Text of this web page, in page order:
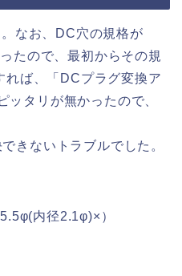
なお、DC穴の規格が
たので、最初からその規
ば、「DCプラグ変換ア
ッタリが無かったので、
きないトラブルでした。
内径2.1φ)×）